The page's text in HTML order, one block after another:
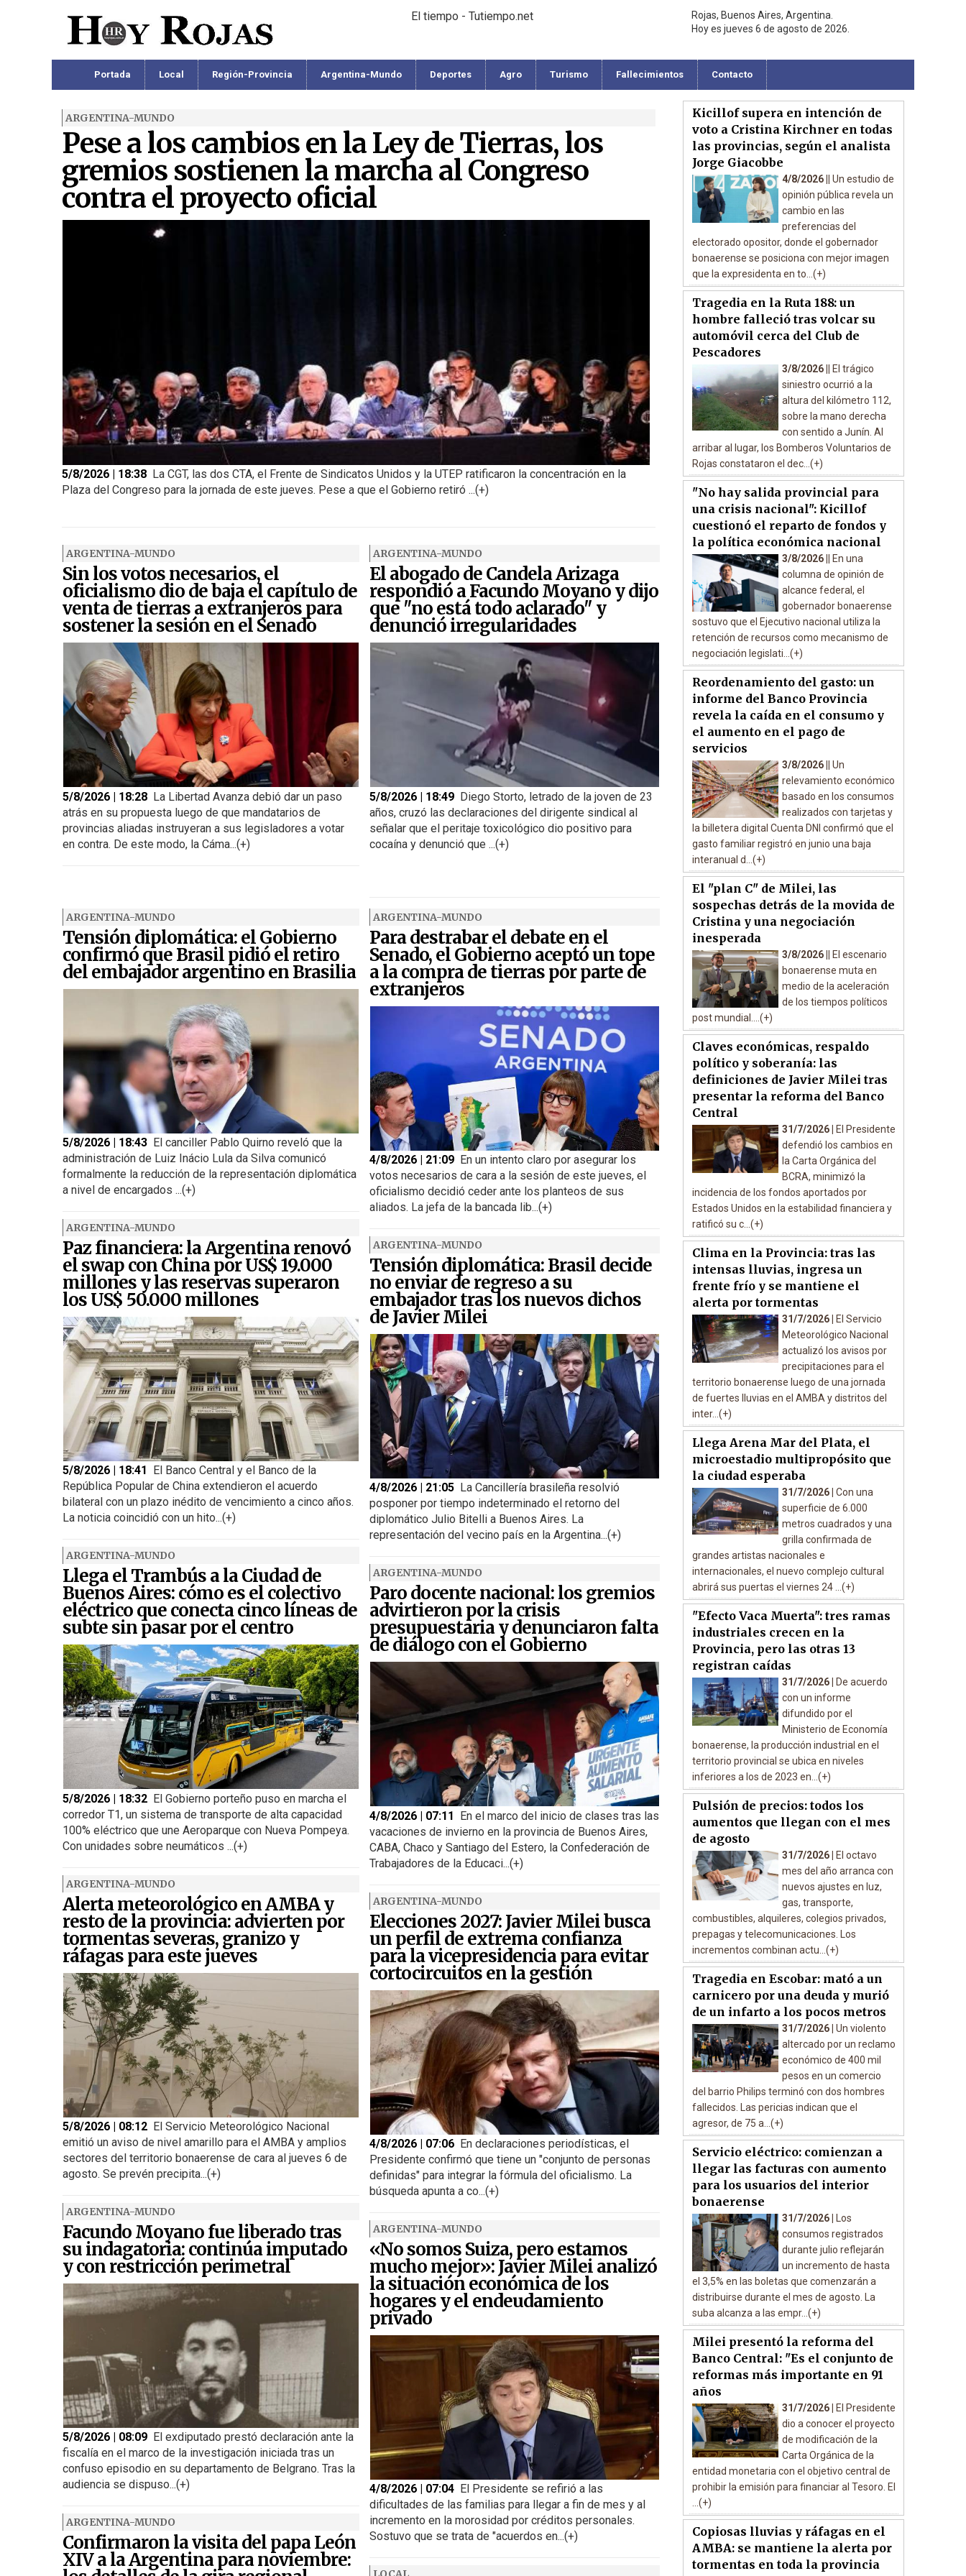
El tiempo - Tutiempo.net
Rojas, Buenos Aires, Argentina.
Hoy es jueves 6 de agosto de 2026.
Portada Local Región-Provincia Argentina-Mundo Deportes Agro Turismo Fallecimientos Contacto
ARGENTINA-MUNDO
Pese a los cambios en la Ley de Tierras, los
gremios sostienen la marcha al Congreso
contra el proyecto oficial
5/8/2026 | 18:38 La CGT, las dos CTA, el Frente de Sindicatos Unidos y la UTEP ratificaron la concentración en la
Plaza del Congreso para la jornada de este jueves. Pese a que el Gobierno retiró ...(+)
ARGENTINA-MUNDO
Sin los votos necesarios, el
oficialismo dio de baja el capítulo de
venta de tierras a extranjeros para
sostener la sesión en el Senado
5/8/2026 | 18:28 La Libertad Avanza debió dar un paso
atrás en su propuesta luego de que mandatarios de
provincias aliadas instruyeran a sus legisladores a votar
en contra. De este modo, la Cáma...(+)
ARGENTINA-MUNDO
El abogado de Candela Arizaga
respondió a Facundo Moyano y dijo
que "no está todo aclarado" y
denunció irregularidades
5/8/2026 | 18:49 Diego Storto, letrado de la joven de 23
años, cruzó las declaraciones del dirigente sindical al
señalar que el peritaje toxicológico dio positivo para
cocaína y denunció que ...(+)
ARGENTINA-MUNDO
Tensión diplomática: el Gobierno
confirmó que Brasil pidió el retiro
del embajador argentino en Brasilia
5/8/2026 | 18:43 El canciller Pablo Quirno reveló que la
administración de Luiz Inácio Lula da Silva comunicó
formalmente la reducción de la representación diplomática
a nivel de encargados ...(+)
ARGENTINA-MUNDO
Paz financiera: la Argentina renovó
el swap con China por US$ 19.000
millones y las reservas superaron
los US$ 50.000 millones
5/8/2026 | 18:41
El Banco Central y el Banco de la
República Popular de China extendieron el acuerdo
bilateral con un plazo inédito de vencimiento a cinco años.
La noticia coincidió con un hito...(+)
ARGENTINA-MUNDO
Llega el Trambús a la Ciudad de
Buenos Aires: cómo es el colectivo
eléctrico que conecta cinco líneas de
subte sin pasar por el centro
5/8/2026 | 18:32 El Gobierno porteño puso en marcha el
corredor T1, un sistema de transporte de alta capacidad
100% eléctrico que une Aeroparque con Nueva Pompeya.
Con unidades sobre neumáticos ...(+)
ARGENTINA-MUNDO
Alerta meteorológico en AMBA y
resto de la provincia: advierten por
tormentas severas, granizo y
ráfagas para este jueves
5/8/2026 | 08:12 El Servicio Meteorológico Nacional
emitió un aviso de nivel amarillo para el AMBA y amplios
sectores del territorio bonaerense de cara al jueves 6 de
agosto. Se prevén precipita...(+)
ARGENTINA-MUNDO
Facundo Moyano fue liberado tras
su indagatoria: continúa imputado
y con restricción perimetral
5/8/2026 | 08:09 El exdiputado prestó declaración ante la
fiscalía en el marco de la investigación iniciada tras un
confuso episodio en su departamento de Belgrano. Tras la
audiencia se dispuso...(+)
ARGENTINA-MUNDO
Confirmaron la visita del papa León
XIV a la Argentina para noviembre:
ARGENTINA-MUNDO
Para destrabar el debate en el
Senado, el Gobierno aceptó un tope
a la compra de tierras por parte de
extranjeros
4/8/2026 | 21:09 En un intento claro por asegurar los
votos necesarios de cara a la sesión de este jueves, el
oficialismo decidió ceder ante los planteos de sus
aliados. La jefa de la bancada lib...(+)
ARGENTINA-MUNDO
Tensión diplomática: Brasil decide
no enviar de regreso a su
embajador tras los nuevos dichos
de Javier Milei
4/8/2026 | 21:05 La Cancillería brasileña resolvió
posponer por tiempo indeterminado el retorno del
diplomático Julio Bitelli a Buenos Aires. La
representación del vecino país en la Argentina...(+)
ARGENTINA-MUNDO
Paro docente nacional: los gremios
advirtieron por la crisis
presupuestaria y denunciaron falta
de diálogo con el Gobierno
4/8/2026 | 07:11 En el marco del inicio de clases tras las
vacaciones de invierno en la provincia de Buenos Aires,
CABA, Chaco y Santiago del Estero, la Confederación de
Trabajadores de la Educaci...(+)
ARGENTINA-MUNDO
Elecciones 2027: Javier Milei busca
un perfil de extrema confianza
para la vicepresidencia para evitar
cortocircuitos en la gestión
4/8/2026 | 07:06 En declaraciones periodísticas, el
Presidente confirmó que tiene un "conjunto de personas
definidas" para integrar la fórmula del oficialismo. La
búsqueda apunta a co...(+)
ARGENTINA-MUNDO
«No somos Suiza, pero estamos
mucho mejor»: Javier Milei analizó
la situación económica de los
hogares y el endeudamiento
privado
4/8/2026 | 07:04 El Presidente se refirió a las
dificultades de las familias para llegar a fin de mes y al
incremento en la morosidad por créditos personales.
Sostuvo que se trata de "acuerdos en...(+)
Kicillof supera en intención de
voto a Cristina Kirchner en todas
las provincias, según el analista
Jorge Giacobbe
4/8/2026 || Un estudio de
opinión pública revela un
cambio en las
preferencias del
electorado opositor, donde el gobernador
bonaerense se posiciona con mejor imagen
que la expresidenta en to...(+)
Tragedia en la Ruta 188: un
hombre falleció tras volcar su
automóvil cerca del Club de
Pescadores
3/8/2026 ||
El trágico
siniestro ocurrió a la
altura del kilómetro 112,
sobre la mano derecha
con sentido a Junín. Al
arribar al lugar, los Bomberos Voluntarios de
Rojas constataron el dec...(+)
"No hay salida provincial para
una crisis nacional": Kicillof
cuestionó el reparto de fondos y
la política económica nacional
3/8/2026 ||
En una
columna de opinión de
alcance federal, el
gobernador bonaerense
sostuvo que el Ejecutivo nacional utiliza la
retención de recursos como mecanismo de
negociación legislati...(+)
Reordenamiento del gasto: un
informe del Banco Provincia
revela la caída en el consumo y
el aumento en el pago de
servicios
3/8/2026 || Un
relevamiento económico
basado en los consumos
realizados con tarjetas y
la billetera digital Cuenta DNI confirmó que el
gasto familiar registró en junio una baja
interanual d...(+)
El "plan C" de Milei, las
sospechas detrás de la movida de
Cristina y una negociación
inesperada
3/8/2026 ||
El escenario
bonaerense muta en
medio de la aceleración
de los tiempos políticos
post mundial....(+)
Claves económicas, respaldo
político y soberanía: las
definiciones de Javier Milei tras
presentar la reforma del Banco
Central
31/7/2026 |
El Presidente
defendió los cambios en
la Carta Orgánica del
BCRA, minimizó la
incidencia de los fondos aportados por
Estados Unidos en la estabilidad financiera y
ratificó su c...(+)
Clima en la Provincia: tras las
intensas lluvias, ingresa un
frente frío y se mantiene el
alerta por tormentas
31/7/2026 |
El Servicio
Meteorológico Nacional
actualizó los avisos por
precipitaciones para el
territorio bonaerense luego de una jornada
de fuertes lluvias en el AMBA y distritos del
inter...(+)
Llega Arena Mar del Plata, el
microestadio multipropósito que
la ciudad esperaba
31/7/2026 | Con una
superficie de 6.000
metros cuadrados y una
grilla confirmada de
grandes artistas nacionales e
internacionales, el nuevo complejo cultural
abrirá sus puertas el viernes 24 ...(+)
"Efecto Vaca Muerta": tres ramas
industriales crecen en la
Provincia, pero las otras 13
registran caídas
31/7/2026 |
De acuerdo
con un informe
difundido por el
Ministerio de Economía
bonaerense, la producción industrial en el
territorio provincial se ubica en niveles
inferiores a los de 2023 en...(+)
Pulsión de precios: todos los
aumentos que llegan con el mes
de agosto
31/7/2026 |
El octavo
mes del año arranca con
nuevos ajustes en luz,
gas, transporte,
combustibles, alquileres, colegios privados,
prepagas y telecomunicaciones. Los
incrementos combinan actu...(+)
Tragedia en Escobar: mató a un
carnicero por una deuda y murió
de un infarto a los pocos metros
31/7/2026 | Un violento
altercado por un reclamo
económico de 400 mil
pesos en un comercio
del barrio Philips terminó con dos hombres
fallecidos. Las pericias indican que el
agresor, de 75 a...(+)
Servicio eléctrico: comienzan a
llegar las facturas con aumento
para los usuarios del interior
bonaerense
31/7/2026 |
Los
consumos registrados
durante julio reflejarán
un incremento de hasta
el 3,5% en las boletas que comenzarán a
distribuirse durante el mes de agosto. La
suba alcanza a las empr...(+)
Milei presentó la reforma del
Banco Central: "Es el conjunto de
reformas más importante en 91
años
31/7/2026 |
El Presidente
dio a conocer el proyecto
de modificación de la
Carta Orgánica de la
entidad monetaria con el objetivo central de
prohibir la emisión para financiar al Tesoro. El
...(+)
Copiosas lluvias y ráfagas en el
AMBA: se mantiene la alerta por
tormentas en toda la provincia